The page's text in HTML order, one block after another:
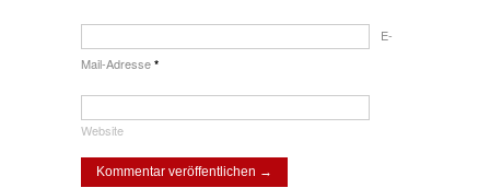
E-
Mail-Adresse *
Website